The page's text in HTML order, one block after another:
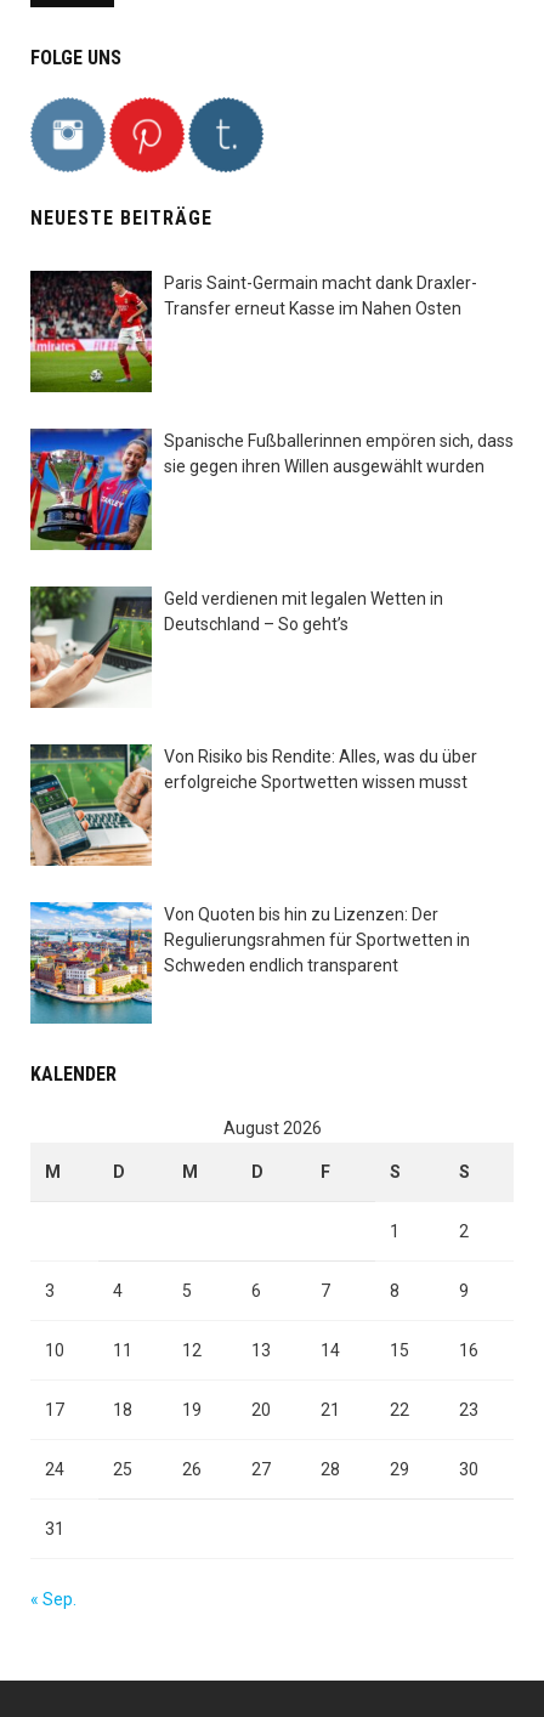
FOLGE UNS
NEUESTE BEITRÄGE
Paris Saint-Germain macht dank Draxler-
Transfer erneut Kasse im Nahen Osten
Spanische Fußballerinnen empören sich, dass
sie gegen ihren Willen ausgewählt wurden
Geld verdienen mit legalen Wetten in
Deutschland – So geht’s
Von Risiko bis Rendite: Alles, was du über
erfolgreiche Sportwetten wissen musst
Von Quoten bis hin zu Lizenzen: Der
Regulierungsrahmen für Sportwetten in
Schweden endlich transparent
KALENDER
August 2026
M D M D F S S
1 2
3 4 5 6 7 8 9
10 11 12 13 14 15 16
17 18 19 20 21 22 23
24 25 26 27 28 29 30
31
« Sep.